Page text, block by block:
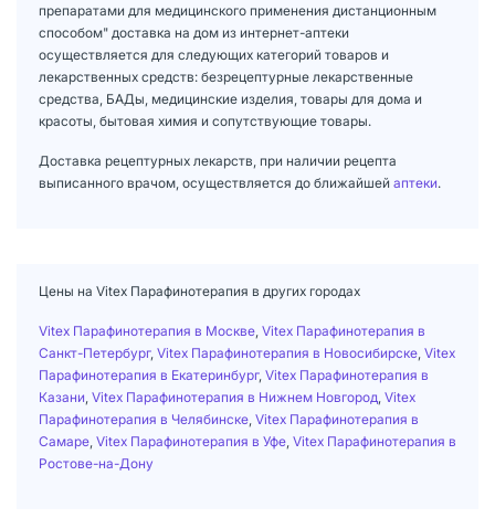
препаратами для медицинского применения дистанционным
способом" доставка на дом из интернет-аптеки
осуществляется для следующих категорий товаров и
лекарственных средств: безрецептурные лекарственные
средства, БАДы, медицинские изделия, товары для дома и
красоты, бытовая химия и сопутствующие товары.
Доставка рецептурных лекарств, при наличии рецепта
выписанного врачом, осуществляется до ближайшей аптеки.
Цены на Vitex Парафинотерапия в других городах
Vitex Парафинотерапия в Москве Vitex Парафинотерапия в
Санкт-Петербург, Vitex Парафинотерапия в Новосибирске Vitex
Парафинотерапия в Екатеринбург, Vitex Парафинотерапия в
Казани Vitex Парафинотерапия в Нижнем Новгород Vitex
Парафинотерапия в Челябинске Vitex Парафинотерапия в
Самаре Vitex Парафинотерапия в Уфе Vitex Парафинотерапия в
Ростове-на-Дону